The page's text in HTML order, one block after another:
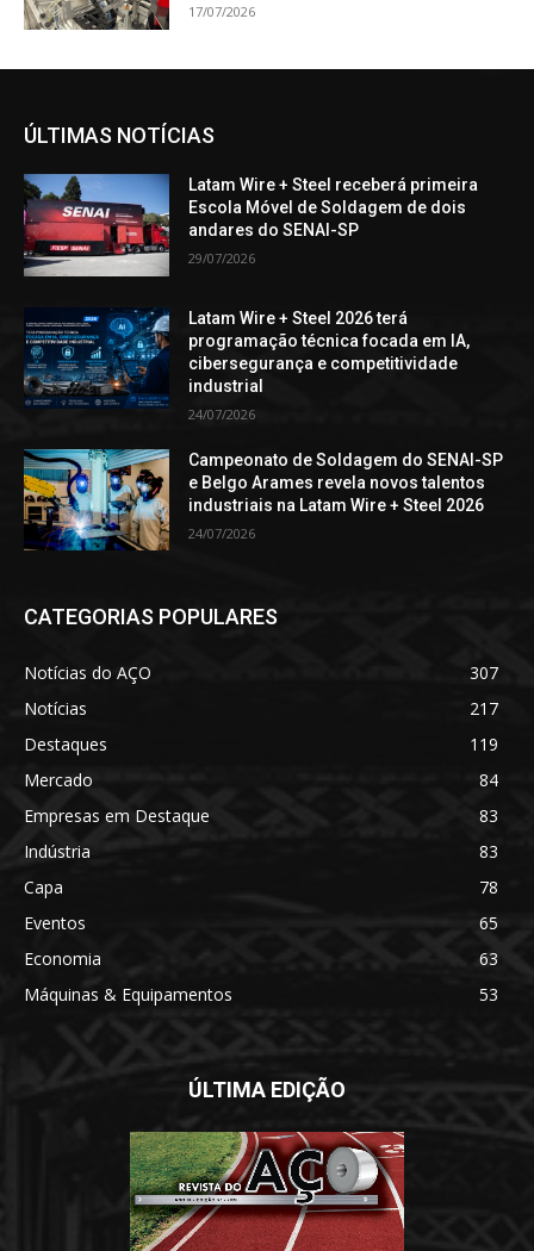
17/07/2026
ÚLTIMAS NOTÍCIAS
Latam Wire + Steel receberá primeira
Escola Móvel de Soldagem de dois
andares do SENAI-SP
29/07/2026
Latam Wire + Steel 2026 terá
programação técnica focada em IA,
cibersegurança e competitividade
industrial
24/07/2026
Campeonato de Soldagem do SENAI-SP
e Belgo Arames revela novos talentos
industriais na Latam Wire + Steel 2026
24/07/2026
CATEGORIAS POPULARES
Notícias do AÇO
307
Notícias
217
Destaques
119
Mercado
84
Empresas em Destaque
83
Indústria
83
Capa
78
Eventos
65
Economia
63
Máquinas & Equipamentos
53
ÚLTIMA EDIÇÃO